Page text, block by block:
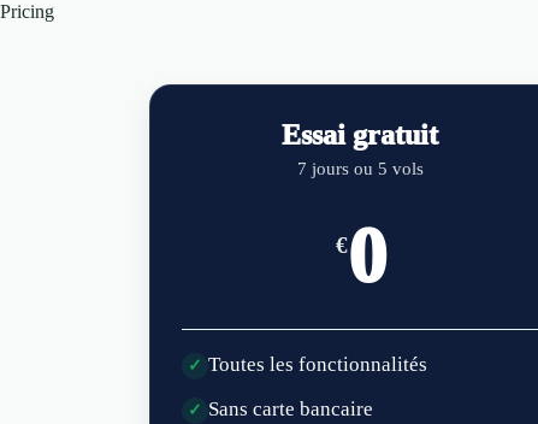
Pricing
Essai gratuit
7 jours ou 5 vols
€0
✓ Toutes les fonctionnalités
✓ Sans carte bancaire